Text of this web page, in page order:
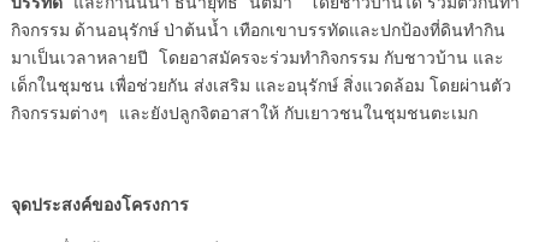
กิจกรรม ด้านอนุรักษ์ ป่าต้นน้ำ เทือกเขาบรรทัดและปกป้องที่ดินทำกิน
มาเป็นเวลาหลายปี โดยอาสมัครจะร่วมทำกิจกรรม กับชาวบ้าน และ
เด็กในชุมชน เพื่อช่วยกัน ส่งเสริม และอนุรักษ์ สิ่งแวดล้อม โดยผ่านตัว
กิจกรรมต่างๆ และยังปลูกจิตอาสาให้ กับเยาวชนในชุมชนตะเมก
จุดประสงค์ของโครงการ